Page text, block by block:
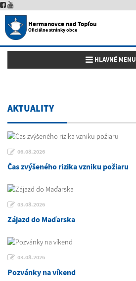
Hermanovce nad Topľou
Oficiálne stránky obce
Toggle navigation
HLAVNÉ MENU
AKTUALITY
06.08.2026
Čas zvýšeného rizika vzniku požiaru
03.08.2026
Zájazd do Maďarska
03.08.2026
Pozvánky na víkend